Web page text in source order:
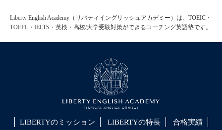
Liberty English Academy（リバティイングリッシュアカデミー）は、TOEIC・
TOEFL・IELTS・英検・高校/大学受験対策ができるコーチング英語塾です。
LIBERTYのミッション LIBERTYの特長
合格実績